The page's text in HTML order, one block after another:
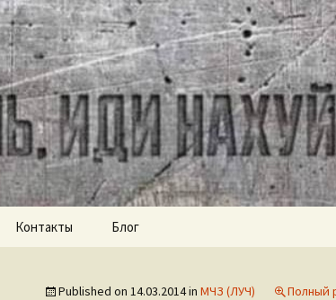
Контакты Блог
Published on 14.03.2014in МЧЗ (ЛУЧ) Полный